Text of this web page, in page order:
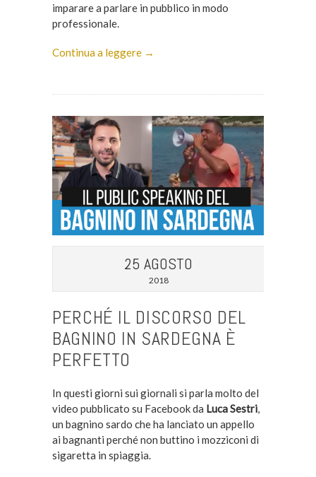
imparare a parlare in pubblico in modo
professionale.
Continua a leggere →
25 AGOSTO
2018
PERCHÉ IL DISCORSO DEL
BAGNINO IN SARDEGNA È
PERFETTO
In questi giorni sui giornali si parla molto del
video pubblicato su Facebook da Luca Sestri,
un bagnino sardo che ha lanciato un appello
ai bagnanti perché non buttino i mozziconi di
sigaretta in spiaggia.